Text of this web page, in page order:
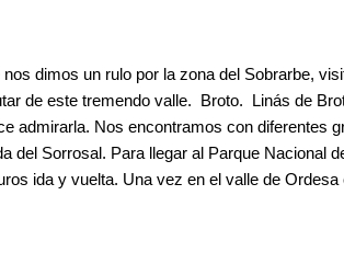
dimos un rulo por la zona del Sobrarbe,
de este tremendo valle. Broto. Linás de
admirarla. Nos encontramos con diferentes
Sorrosal. Para llegar al Parque Nacional
ida y vuelta. Una vez en el valle de